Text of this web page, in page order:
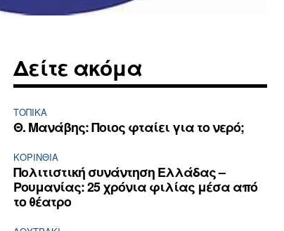
Δείτε ακόμα
ΤΟΠΙΚΑ
Θ. Μανάβης: Ποιος φταίει για το νερό;
ΚΟΡΙΝΘΊΑ
Πολιτιστική συνάντηση Ελλάδας –
Ρουμανίας: 25 χρόνια φιλίας μέσα από
το θέατρο